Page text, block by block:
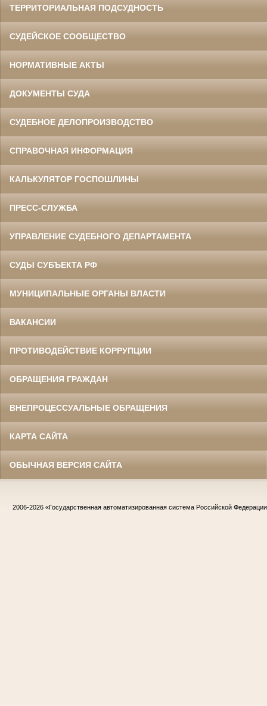
ТЕРРИТОРИАЛЬНАЯ ПОДСУДНОСТЬ
СУДЕЙСКОЕ СООБЩЕСТВО
НОРМАТИВНЫЕ АКТЫ
ДОКУМЕНТЫ СУДА
СУДЕБНОЕ ДЕЛОПРОИЗВОДСТВО
СПРАВОЧНАЯ ИНФОРМАЦИЯ
КАЛЬКУЛЯТОР ГОСПОШЛИНЫ
ПРЕСС-СЛУЖБА
УПРАВЛЕНИЕ СУДЕБНОГО ДЕПАРТАМЕНТА
СУДЫ СУБЪЕКТА РФ
МУНИЦИПАЛЬНЫЕ ОРГАНЫ ВЛАСТИ
ВАКАНСИИ
ПРОТИВОДЕЙСТВИЕ КОРРУПЦИИ
ОБРАЩЕНИЯ ГРАЖДАН
ВНЕПРОЦЕССУАЛЬНЫЕ ОБРАЩЕНИЯ
КАРТА САЙТА
ОБЫЧНАЯ ВЕРСИЯ САЙТА
2006-2026 «Государственная автоматизированная система Российской